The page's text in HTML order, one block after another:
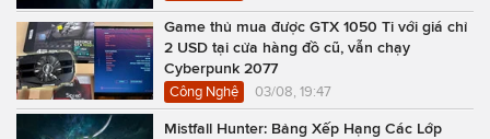
Game thủ mua được GTX 1050 Ti với giá chỉ
2 USD tại cửa hàng đồ cũ, vẫn chạy
Cyberpunk 2077
Công Nghệ 03/08, 19:47
Mistfall Hunter: Bảng Xếp Hạng Các Lớp